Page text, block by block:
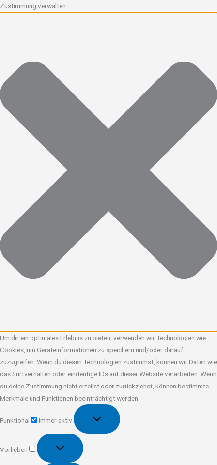
Zustimmung verwalten
Um dir ein optimales Erlebnis zu bieten, verwenden wir Technologien wie
Cookies, um Geräteinformationen zu speichern und/oder darauf
zuzugreifen. Wenn du diesen Technologien zustimmst, können wir Daten wie
das Surfverhalten oder eindeutige IDs auf dieser Website verarbeiten. Wenn
du deine Zustimmung nicht erteilst oder zurückziehst, können bestimmte
Merkmale und Funktionen beeinträchtigt werden.
Funktional
Immer aktiv
Vorlieben
Vorlieben